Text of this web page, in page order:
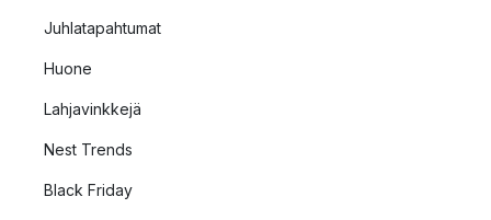
Juhlatapahtumat
Huone
Lahjavinkkejä
Nest Trends
Black Friday